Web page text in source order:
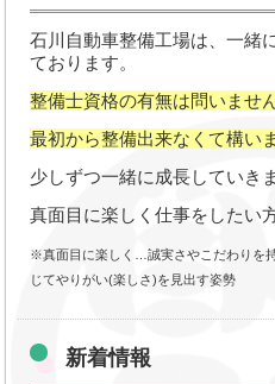
石川自動車整備工場は、一緒
ております。
整備士資格の有無は問いません
最初から整備出来なくて構い
少しずつ一緒に成長していき
真面目に楽しく仕事をしたい
※真面目に楽しく…誠実さやこだわりを
じてやりがい(楽しさ)を見出す姿勢
新着情報